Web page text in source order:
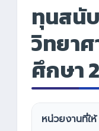
ทุนสนั
วิทยา
ศึกษา
หน่วยงานที่ให้